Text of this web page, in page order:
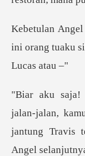
ini orang tuaku
jalan,
jantung Tr